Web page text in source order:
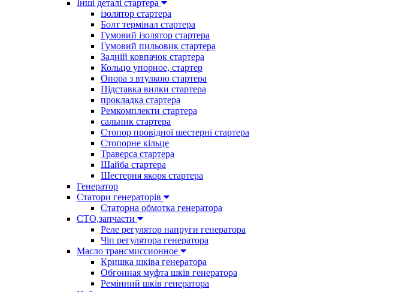
Інші деталі стартера
ізолятор стартера
Болт термінал стартера
Гумовий ізолятор стартера
Гумовий пильовик стартера
Задній ковпачок стартера
Кольцо упорное, стартер
Опора з втулкою стартера
Підставка вилки стартера
прокладка стартера
Ремкомплекти стартера
сальник стартера
Стопор провідної шестерні стартера
Стопорне кільце
Траверса стартера
Шайба стартера
Шестерня якоря стартера
Генератор
Cтатори генераторів
Статорна обмотка генератора
СТО,запчасти
Реле регулятор напруги генератора
Чіп регулятора генератора
Масло трансмиссионное
Кришка шківа генератора
Обгонная муфта шків генератора
Ремінний шків генератора